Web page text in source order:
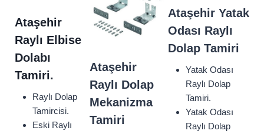
Ataşehir
Raylı Elbise
Dolabı
Tamiri.
Raylı Dolap
Tamircisi.
Eski Raylı
Ataşehir
Raylı Dolap
Mekanizma
Tamiri
Ataşehir Yatak
Odası Raylı
Dolap Tamiri
Yatak Odası
Raylı Dolap
Tamiri.
Yatak Odası
Raylı Dolap